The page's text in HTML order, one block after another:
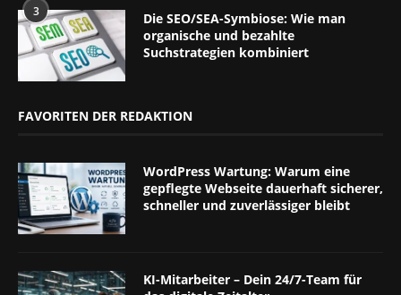
3
Die SEO/SEA-Symbiose: Wie man
organische und bezahlte
Suchstrategien kombiniert
FAVORITEN DER REDAKTION
WordPress Wartung: Warum eine
gepflegte Webseite dauerhaft sicherer,
schneller und zuverlässiger bleibt
KI-Mitarbeiter – Dein 24/7-Team für